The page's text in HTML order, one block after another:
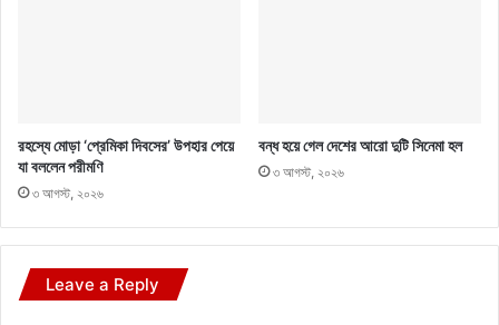
রহস্যে মোড়া ‘প্রেমিকা দিবসের’ উপহার পেয়ে
যা বললেন পরীমণি
৩ আগস্ট, ২০২৬
বন্ধ হয়ে গেল দেশের আরো দুটি সিনেমা হল
৩ আগস্ট, ২০২৬
Leave a Reply